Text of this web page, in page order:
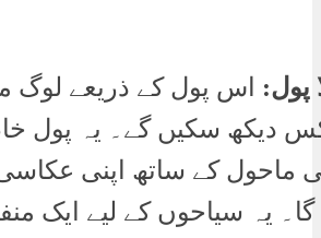
پول: اس پول کے ذریعے لوگ
دیکھ سکیں گے۔ یہ پول
ماحول کے ساتھ اپنی عکاسی
یہ سیاحوں کے لیے ایک